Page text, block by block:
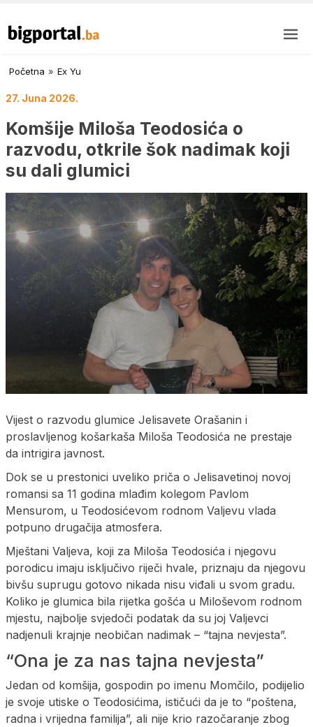
Početna » Ex Yu
27. Juna 2026.
Komšije Miloša Teodosića o
razvodu, otkrile šok nadimak koji
su dali glumici
Vijest o razvodu glumice Jelisavete Orašanin i
proslavljenog košarkaša Miloša Teodosića ne prestaje
da intrigira javnost.
Dok se u prestonici uveliko priča o Jelisavetinoj novoj
romansi sa 11 godina mlađim kolegom Pavlom
Mensurom, u Teodosićevom rodnom Valjevu vlada
potpuno drugačija atmosfera.
Mještani Valjeva, koji za Miloša Teodosića i njegovu
porodicu imaju isključivo riječi hvale, priznaju da njegovu
bivšu suprugu gotovo nikada nisu viđali u svom gradu.
Koliko je glumica bila rijetka gošća u Miloševom rodnom
mjestu, najbolje svjedoči podatak da su joj Valjevci
nadjenuli krajnje neobičan nadimak – “tajna nevjesta”.
“Ona je za nas tajna nevjesta”
Jedan od komšija, gospodin po imenu Momčilo, podijelio
je svoje utiske o Teodosićima, ističući da je to “poštena,
radna i vrijedna familija”, ali nije krio razočaranje zbog